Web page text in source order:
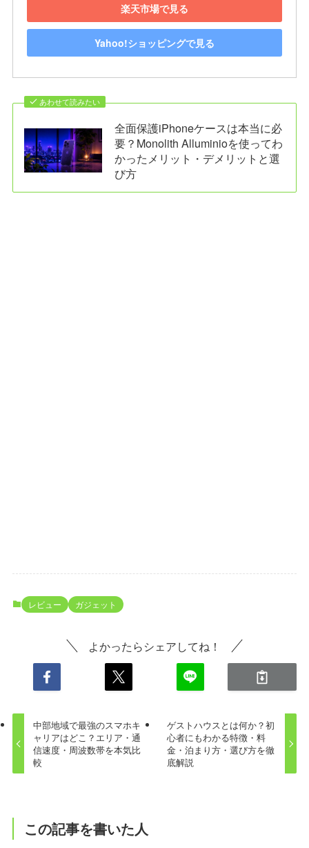
楽天市場で見る
Yahoo!ショッピングで見る
あわせて読みたい
全面保護iPhoneケースは本当に必
要？Monolith Alluminioを使ってわ
かったメリット・デメリットと選
び方
レビュー ガジェット
よかったらシェアしてね！
中部地域で最強のスマホキ
ャリアはどこ？エリア・通
信速度・周波数帯を本気比
較
ゲストハウスとは何か？初
心者にもわかる特徴・料
金・泊まり方・選び方を徹
底解説
この記事を書いた人